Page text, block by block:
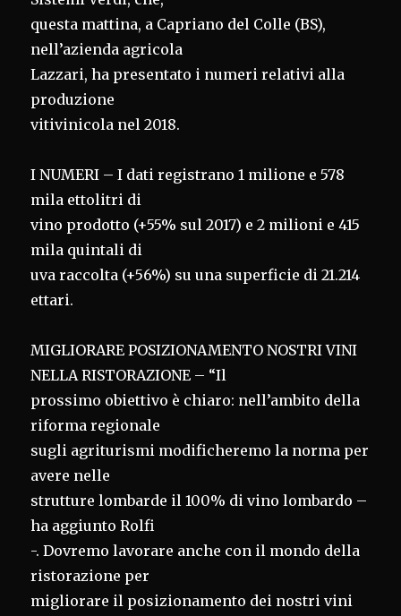
questa mattina, a Capriano del Colle (BS),
nell’azienda agricola
Lazzari, ha presentato i numeri relativi alla
produzione
vitivinicola nel 2018.
I NUMERI – I dati registrano 1 milione e 578
mila ettolitri di
vino prodotto (+55% sul 2017) e 2 milioni e 415
mila quintali di
uva raccolta (+56%) su una superficie di 21.214
ettari.
MIGLIORARE POSIZIONAMENTO NOSTRI VINI
NELLA RISTORAZIONE – “Il
prossimo obiettivo è chiaro: nell’ambito della
riforma regionale
sugli agriturismi modificheremo la norma per
avere nelle
strutture lombarde il 100% di vino lombardo –
ha aggiunto Rolfi
-. Dovremo lavorare anche con il mondo della
ristorazione per
migliorare il posizionamento dei nostri vini